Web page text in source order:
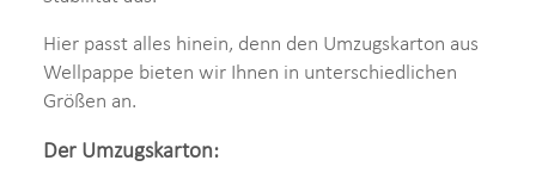
Hier passt alles hinein, denn den Umzugskarton aus
Wellpappe bieten wir Ihnen in unterschiedlichen
Größen an.
Der Umzugskarton: